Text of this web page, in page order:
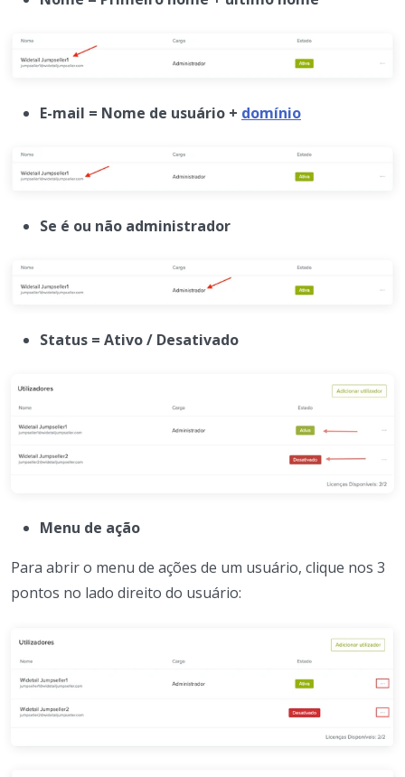
E-mail = Nome de usuário + domínio
Se é ou não administrador
Status = Ativo / Desativado
Menu de ação
Para abrir o menu de ações de um usuário, clique nos 3
pontos no lado direito do usuário: